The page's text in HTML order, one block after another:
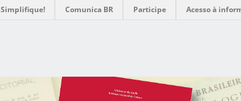
Simplifique! Comunica BR Participe Acesso à